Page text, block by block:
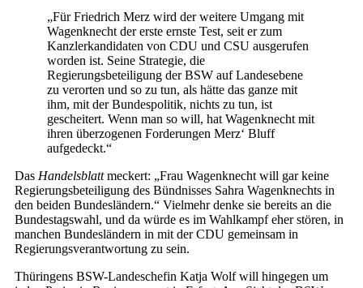
„Für Friedrich Merz wird der weitere Umgang mit
Wagenknecht der erste ernste Test, seit er zum
Kanzlerkandidaten von CDU und CSU ausgerufen
worden ist. Seine Strategie, die
Regierungsbeteiligung der BSW auf Landesebene
zu verorten und so zu tun, als hätte das ganze mit
ihm, mit der Bundespolitik, nichts zu tun, ist
gescheitert. Wenn man so will, hat Wagenknecht mit
ihren überzogenen Forderungen Merz‘ Bluff
aufgedeckt.“
Das Handelsblattmeckert: „Frau Wagenknecht will gar keine
Regierungsbeteiligung des Bündnisses Sahra Wagenknechts in
den beiden Bundesländern.“ Vielmehr denke sie bereits an die
Bundestagswahl, und da würde es im Wahlkampf eher stören, in
manchen Bundesländern in mit der CDU gemeinsam in
Regierungsverantwortung zu sein.
Thüringens BSW-Landeschefin Katja Wolf will hingegen um